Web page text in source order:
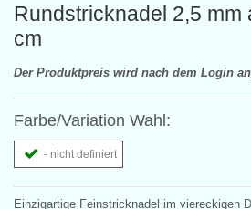
Rundstricknadel 2,5 mm
cm
Der Produktpreis wird nach dem Login
Farbe/Variation Wahl:
- nicht definiert
Einzigartige Feinstricknadel im viereckigen